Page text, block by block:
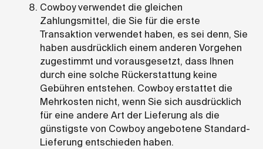
Cowboy verwendet die gleichen
Zahlungsmittel, die Sie für die erste
Transaktion verwendet haben, es sei denn, Sie
haben ausdrücklich einem anderen Vorgehen
zugestimmt und vorausgesetzt, dass Ihnen
durch eine solche Rückerstattung keine
Gebühren entstehen. Cowboy erstattet die
Mehrkosten nicht, wenn Sie sich ausdrücklich
für eine andere Art der Lieferung als die
günstigste von Cowboy angebotene Standard-
Lieferung entschieden haben.